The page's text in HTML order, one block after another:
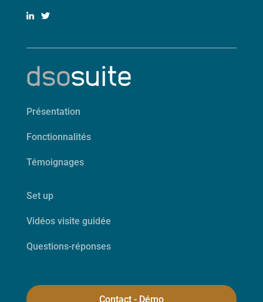
Présentation
Fonctionnalités
Témoignages
Set up
Vidéos visite guidée
Questions-réponses
Contact - Démo